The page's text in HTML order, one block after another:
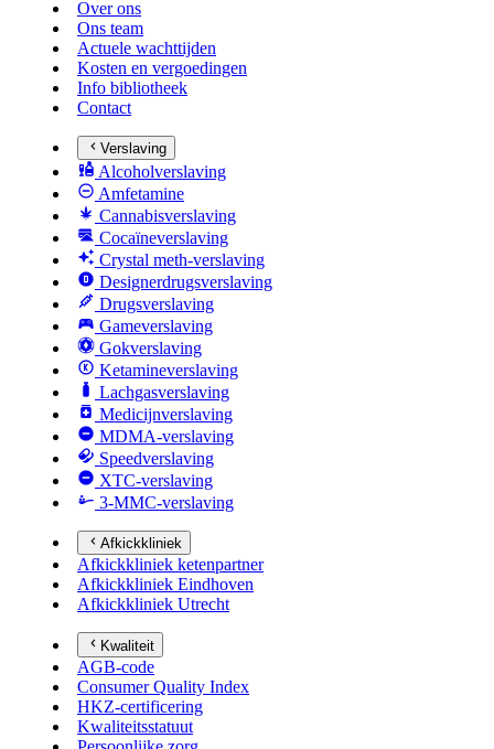
Over ons
Ons team
Actuele wachttijden
Kosten en vergoedingen
Info bibliotheek
Contact
Verslaving
Alcoholverslaving
Amfetamine
Cannabisverslaving
Cocaïneverslaving
Crystal meth-verslaving
Designerdrugsverslaving
Drugsverslaving
Gameverslaving
Gokverslaving
Ketamineverslaving
Lachgasverslaving
Medicijnverslaving
MDMA-verslaving
Speedverslaving
XTC-verslaving
3-MMC-verslaving
Afkickkliniek
Afkickkliniek ketenpartner
Afkickkliniek Eindhoven
Afkickkliniek Utrecht
Kwaliteit
AGB-code
Consumer Quality Index
HKZ-certificering
Kwaliteitsstatuut